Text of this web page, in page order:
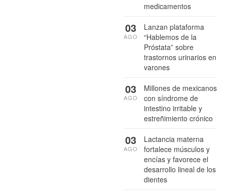
medicamentos
Lanzan plataforma
“Hablemos de la
Próstata” sobre
trastornos urinarios en
varones
03
AGO
Millones de mexicanos
con síndrome de
intestino irritable y
estreñimiento crónico
03
AGO
Lactancia materna
fortalece músculos y
encías y favorece el
desarrollo lineal de los
dientes
03
AGO